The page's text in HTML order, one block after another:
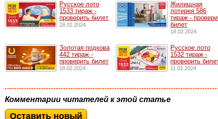
Русское лото
1533 тирaж -
проверить билет
18.02.2024
Жилищная
лотерея 586
тираж -
билет
18.02.2024
Золотая подкова
442 тираж -
проверить билет
18.02.2024
Русское лото
1532 тирaж -
проверить
11.02.2024
Комментарии читателей к этой статье
Оставить новый